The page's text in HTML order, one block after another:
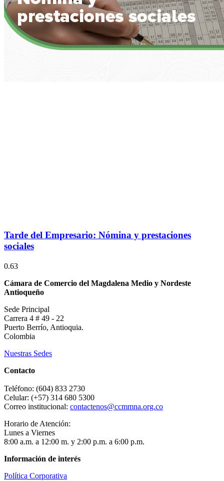
Tarde del Empresario: Nómina y prestaciones
sociales
Cámara de Comercio del Magdalena Medio y Nordeste
Antioqueño
Sede Principal
Carrera 4 # 49 - 22
Puerto Berrío, Antioquia.
Colombia
Nuestras Sedes
Contacto
Teléfono: (604) 833 2730
Celular: (+57) 314 680 5300
Correo institucional: contactenos@ccmmna.org.co
Horario de Atención:
Lunes a Viernes
8:00 a.m. a 12:00 m. y 2:00 p.m. a 6:00 p.m.
Información de interés
Política Corporativa